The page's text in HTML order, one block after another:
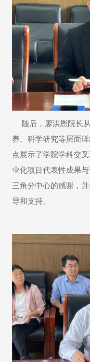
随后， 廖洪恩院长
养、科学研究等层面
点展示了学院学科交叉
业化项目代表性成果
三角分中心的感谢，
导和支持。